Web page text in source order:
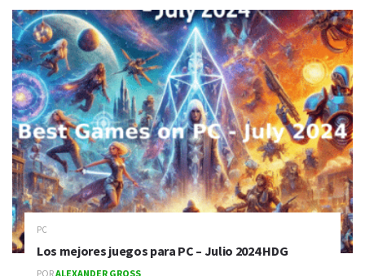
PC
Los mejores juegos para PC – Julio 2024 HDG
PORALEXANDER GROSS